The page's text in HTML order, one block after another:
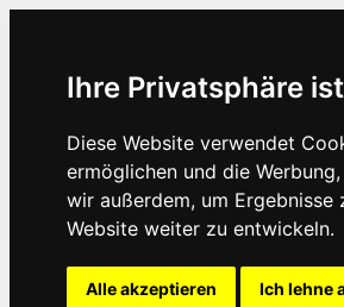
Ihre Privatsphäre
Diese Website verwendet
ermöglichen und die
wir außerdem, um Ergebnisse
Website weiter zu entwickeln.
Alle akzeptieren Ich lehne